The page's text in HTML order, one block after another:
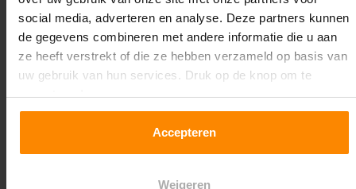
social media, adverteren en analyse. Deze partners kunnen
de gegevens combineren met andere informatie die u aan
ze heeft verstrekt of die ze hebben verzameld op basis van
uw gebruik van hun services. Druk op de knop om te
accepteren!
Accepteren
Weigeren